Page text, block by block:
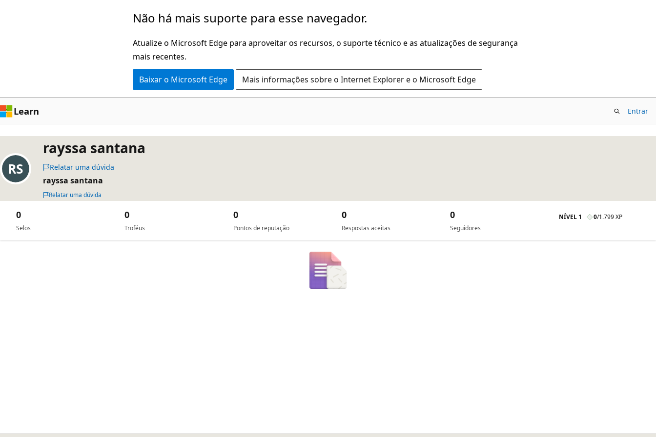
Não há mais suporte para esse navegador.
Atualize o Microsoft Edge para aproveitar os recursos, o suporte técnico e as atualizações de segurança
mais recentes.
Baixar o Microsoft Edge Mais informações sobre o Internet Explorer e o Microsoft Edge
Learn Entrar
rayssa santana
Relatar uma dúvida
rayssa santana
Relatar uma dúvida
Selos
0
Troféus
0
Pontos de reputação
0
Respostas aceitas
0
Seguidores
0 NÍVEL 1 0/1.799 XP